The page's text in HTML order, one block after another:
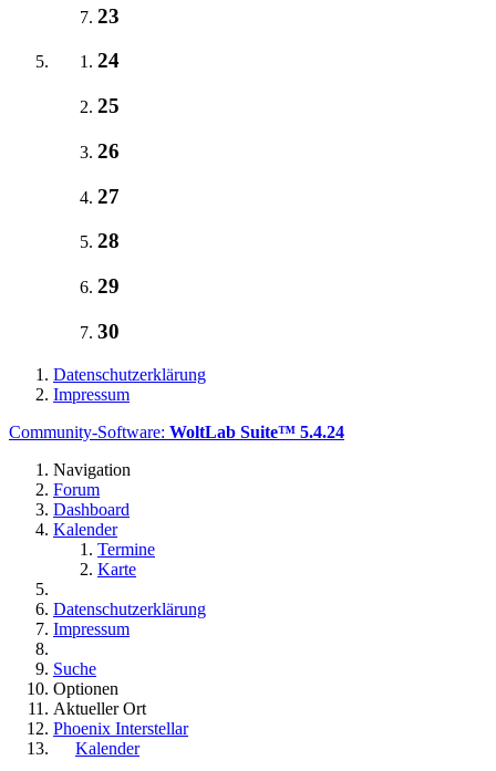
23
24
25
26
27
28
29
30
Datenschutzerklärung
Impressum
Community-Software: WoltLab Suite™ 5.4.24
Navigation
Forum
Dashboard
Kalender
Termine
Karte
Datenschutzerklärung
Impressum
Suche
Optionen
Aktueller Ort
Phoenix Interstellar
Kalender